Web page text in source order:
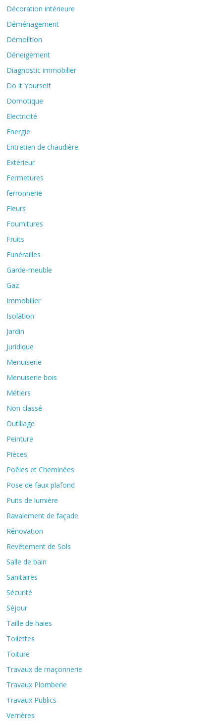
Décoration intérieure
Déménagement
Démolition
Déneigement
Diagnostic immobilier
Do it Yourself
Domotique
Electricité
Energie
Entretien de chaudière
Extérieur
Fermetures
ferronnerie
Fleurs
Fournitures
Fruits
Funérailles
Garde-meuble
Gaz
Immobilier
Isolation
Jardin
Juridique
Menuiserie
Menuiserie bois
Métiers
Non classé
Outillage
Peinture
Pièces
Poêles et Cheminées
Pose de faux plafond
Puits de lumière
Ravalement de façade
Rénovation
Revêtement de Sols
Salle de bain
Sanitaires
Sécurité
Séjour
Taille de haies
Toilettes
Toiture
Travaux de maçonnerie
Travaux Plomberie
Travaux Publics
Verrières